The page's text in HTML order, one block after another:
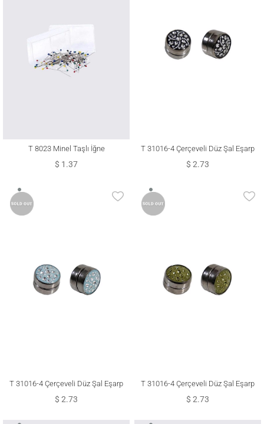
T 8023 Minel Taşlı İğne
$ 1.37
T 31016-4 Çerçeveli Düz Şal Eşarp
Klipsi
$ 2.73
T 31016-4 Çerçeveli Düz Şal Eşarp
Klipsi
$ 2.73
T 31016-4 Çerçeveli Düz Şal Eşarp
Klipsi
$ 2.73